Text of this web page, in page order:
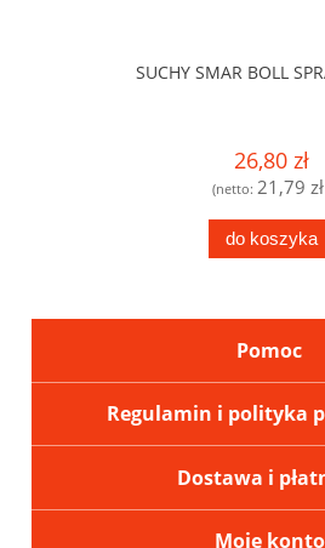
SUCHY SMAR BOLL
26,80 zł
(netto: 21,79 zł
do koszyka
Pomoc
Regulamin i polityka
Dostawa i
Moje konto